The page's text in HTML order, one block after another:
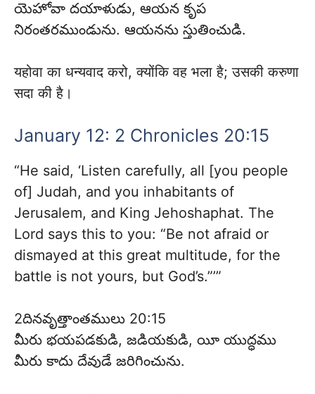
యెహోవా దయాళుడు, ఆయన కృప
నిరంతరముండును. ఆయనను స్తుతించుడి.
यहोवा का धन्यवाद करो, क्योंकि वह भला है; उसकी करुणा
सदा की है।
January 12: 2 Chronicles 20:15
“He said, ‘Listen carefully, all [you people
of] Judah, and you inhabitants of
Jerusalem, and King Jehoshaphat. The
Lord says this to you: “Be not afraid or
dismayed at this great multitude, for the
battle is not yours, but God’s.”’”
2దినవృత్తాంతములు 20:15
మీరు భయపడకుడి, జడియకుడి, యీ యుద్ధము
మీరు కాదు దేవుడే జరిగించును.